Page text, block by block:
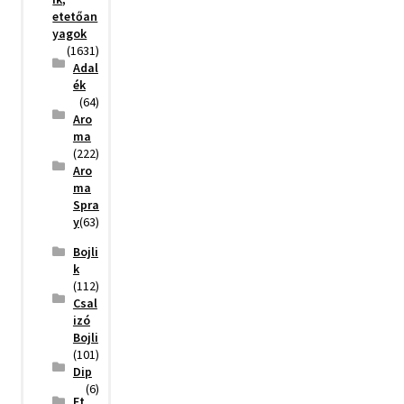
etetőan
yagok
(1631)
Adal
ék
(64)
Aro
ma
(222)
Aro
ma
Spra
y(63)
Bojli
k
(112)
Csal
izó
Bojli
(101)
Dip
(6)